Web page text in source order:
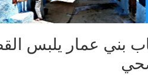
بني عمار يلبس